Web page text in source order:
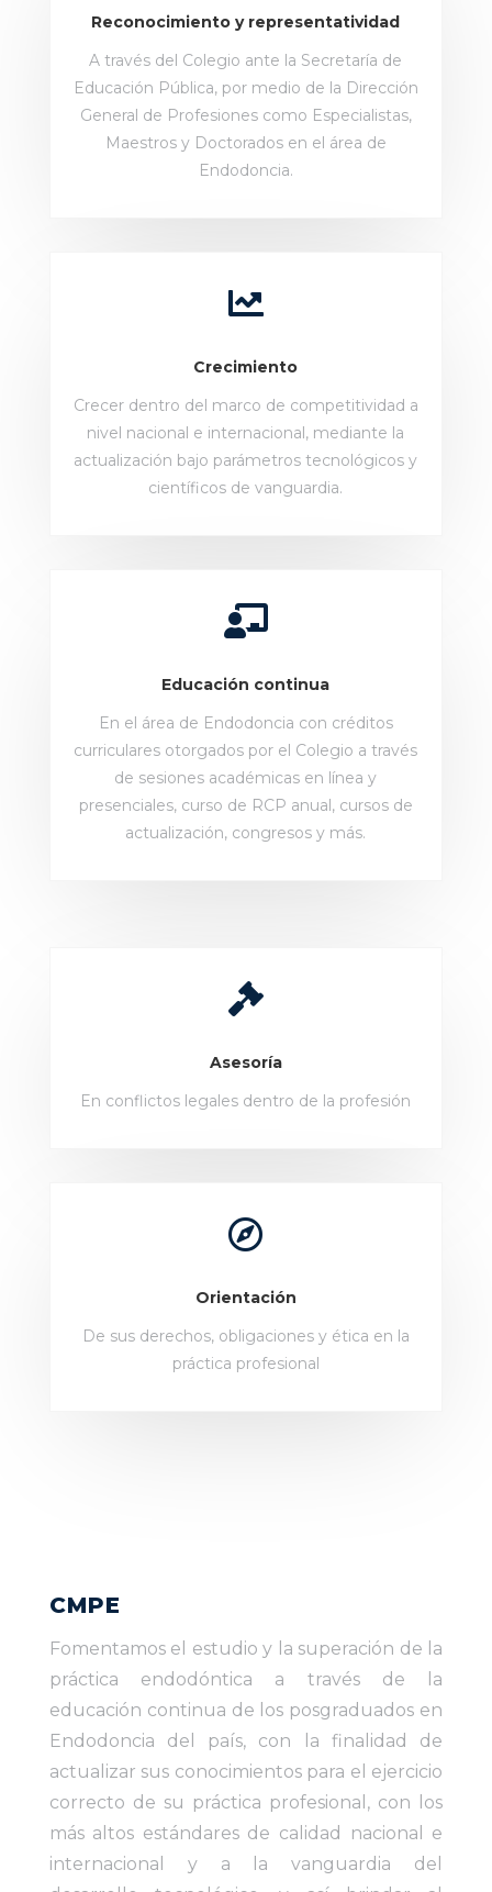
Reconocimiento y representatividad
A través del Colegio ante la Secretaría de
Educación Pública, por medio de la Dirección
General de Profesiones como Especialistas,
Maestros y Doctorados en el área de
Endodoncia.

Crecimiento
Crecer dentro del marco de competitividad a
nivel nacional e internacional, mediante la
actualización bajo parámetros tecnológicos y
científicos de vanguardia.

Educación continua
En el área de Endodoncia con créditos
curriculares otorgados por el Colegio a través
de sesiones académicas en línea y
presenciales, curso de RCP anual, cursos de
actualización, congresos y más.

Asesoría
En conflictos legales dentro de la profesión

Orientación
De sus derechos, obligaciones y ética en la
práctica profesional
CMPE
Fomentamos el estudio y la superación de la
práctica endodóntica a través de la
educación continua de los posgraduados en
Endodoncia del país, con la finalidad de
actualizar sus conocimientos para el ejercicio
correcto de su práctica profesional, con los
más altos estándares de calidad nacional e
internacional y a la vanguardia del